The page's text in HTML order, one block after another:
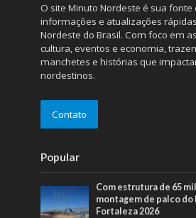
O site Minuto Nordeste é sua fonte
informações e atualizações
Nordeste do Brasil. Com foco em
cultura, eventos e economia,
manchetes e histórias que
nordestinos.
Contato
Popular
Com estrutura de 65
montagem de palco do
Fortaleza 2026